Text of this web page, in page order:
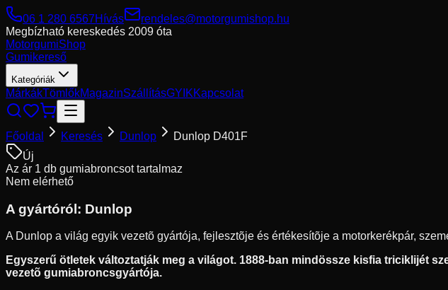
06 1 280 6567Hívás
rendeles@motorgumishop.hu
Megbízható kereskedés 2009 óta
MotorgumiShop
Gumikereső
Kategóriák
MárkákTömlőkMagazinSzállításGYIKKapcsolat
Főoldal Keresés Dunlop
Dunlop D401F
Új
Az ár 1 db gumiabroncsot tartalmaz
Nem elérhető
A gyártóról: Dunlop
A Dunlop a világ egyik vezetõ gyártója, fejlesztõje és értékesítõje a motorkerékpár,
Egyszerű ötletek változtatják meg a világot. 1888-ban mindössze kisfia triciklijét
vezetõ gumiabroncsgyártója.